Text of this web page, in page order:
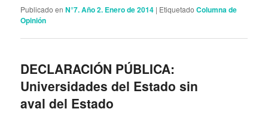
Publicado en N°7. Año 2. Enero de 2014 | Etiquetado Columna de
Opinión
DECLARACIÓN PÚBLICA:
Universidades del Estado sin
aval del Estado